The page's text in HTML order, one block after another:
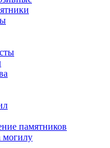
памятников
могилу